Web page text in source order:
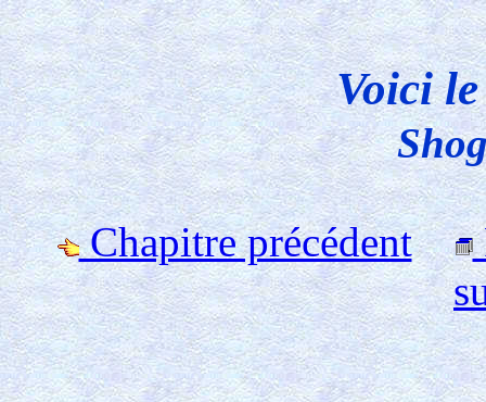
Voici
Chapitre précédent